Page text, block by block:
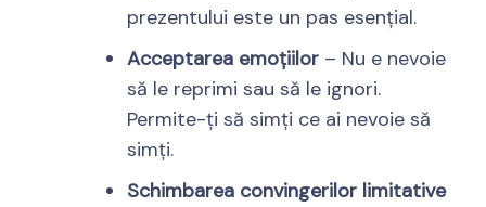
prezentului este un pas esențial.
Acceptarea emoțiilor – Nu e nevoie
să le reprimi sau să le ignori.
Permite-ți să simți ce ai nevoie să
simți.
Schimbarea convingerilor limitative